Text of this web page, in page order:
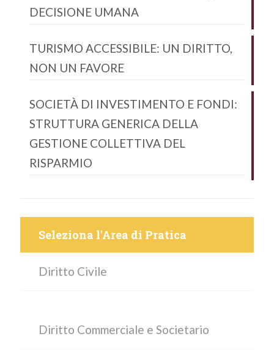
DECISIONE UMANA
TURISMO ACCESSIBILE: UN DIRITTO,
NON UN FAVORE
SOCIETÀ DI INVESTIMENTO E FONDI:
STRUTTURA GENERICA DELLA
GESTIONE COLLETTIVA DEL
RISPARMIO
Seleziona l'Area di Pratica
Diritto Civile
Diritto Commerciale e Societario